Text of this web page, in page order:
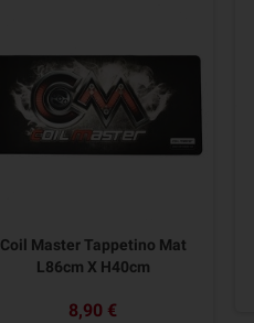
Coil Master Tappetino Mat
L86cm X H40cm
8,90 €